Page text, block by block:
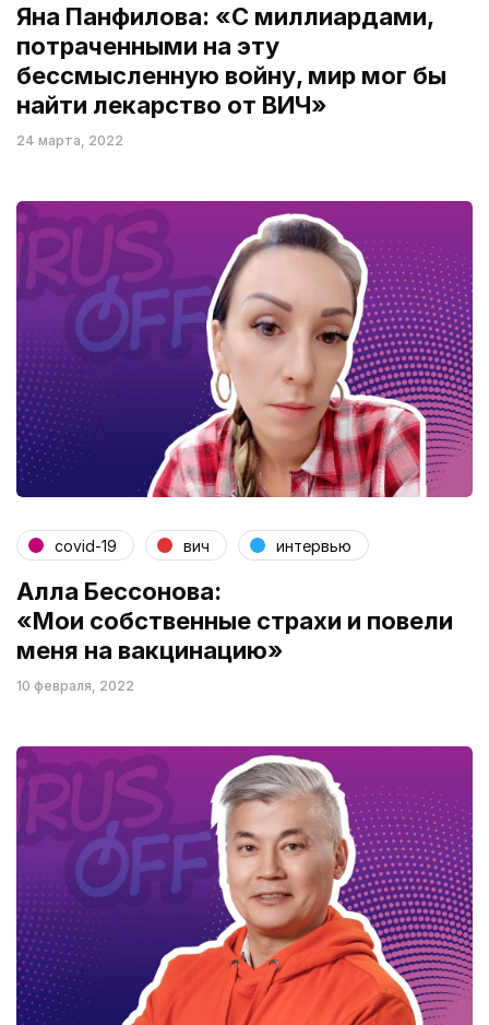
Яна Панфилова: «С миллиардами,
потраченными на эту
бессмысленную войну, мир мог бы
найти лекарство от ВИЧ»
24 марта, 2022
covid-19 вич интервью
Алла Бессонова:
«Мои собственные страхи и повели
меня на вакцинацию»
10 февраля, 2022